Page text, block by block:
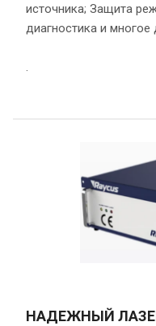
источника; Защита
диагностика и многое
.
НАДЕЖНЫЙ